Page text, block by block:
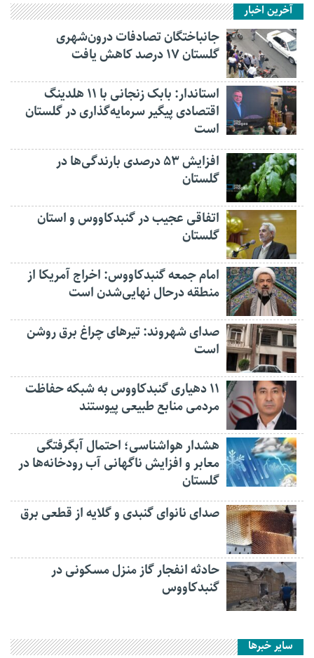
آخرین اخبار
جانباختگان تصادفات درون‌شهری
گلستان ۱۷ درصد کاهش یافت
استاندار: بابک زنجانی با ۱۱ هلدینگ
اقتصادی پیگیر سرمایه‌گذاری در گلستان
است
افزایش ۵۳ درصدی بارندگی‌ها در
گلستان
اتفاقی عجیب در‌ گنبدکاووس و استان
گلستان
امام جمعه گنبدکاووس: اخراج آمریکا از
منطقه درحال نهایی‌شدن است
صدای شهروند: تیرهای چراغ برق روشن
است
۱۱ دهیاری گنبدکاووس به شبکه حفاظت
مردمی منابع طبیعی پیوستند
هشدار هواشناسی؛ احتمال آبگرفتگی
معابر و افزایش ناگهانی آب رودخانه‌ها در
گلستان
صدای نانوای گنبدی و گلایه از قطعی برق
حادثه انفجار گاز منزل مسکونی در
گنبدکاووس
سایر خبرها